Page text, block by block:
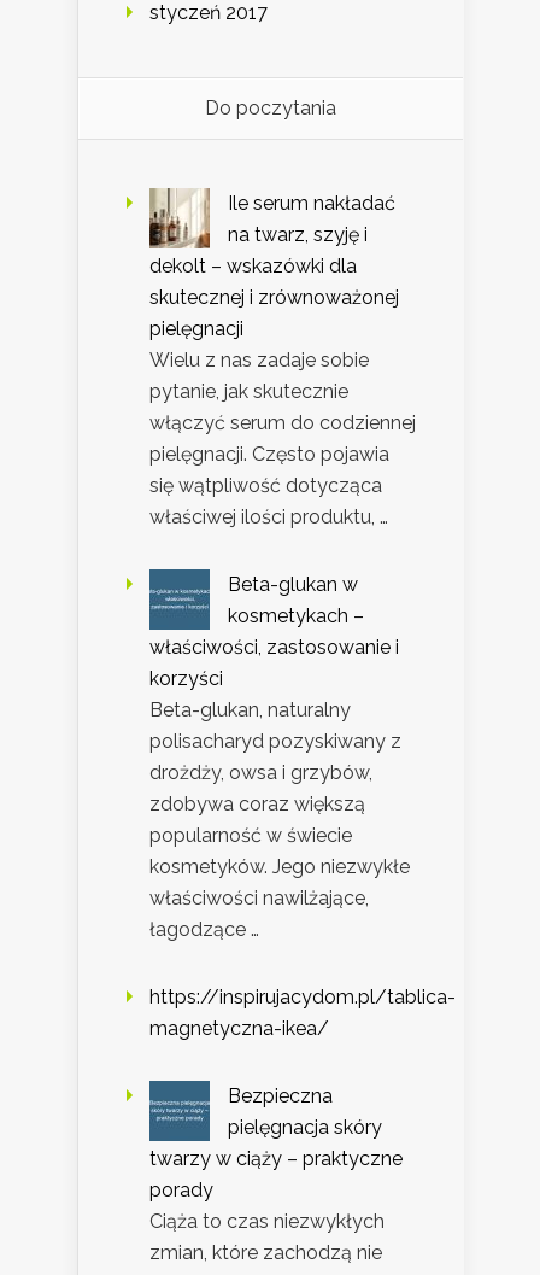
styczeń 2017
Do poczytania
Ile serum nakładać
na twarz, szyję i
dekolt – wskazówki dla
skutecznej i zrównoważonej
pielęgnacji
Wielu z nas zadaje sobie
pytanie, jak skutecznie
włączyć serum do codziennej
pielęgnacji. Często pojawia
się wątpliwość dotycząca
właściwej ilości produktu, …
Beta-glukan w
kosmetykach –
właściwości, zastosowanie i
korzyści
Beta-glukan, naturalny
polisacharyd pozyskiwany z
drożdży, owsa i grzybów,
zdobywa coraz większą
popularność w świecie
kosmetyków. Jego niezwykłe
właściwości nawilżające,
łagodzące …
https://inspirujacydom.pl/tablica-
magnetyczna-ikea/
Bezpieczna
pielęgnacja skóry
twarzy w ciąży – praktyczne
porady
Ciąża to czas niezwykłych
zmian, które zachodzą nie